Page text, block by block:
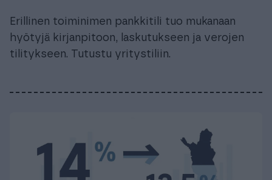
Erillinen toiminimen pankkitili tuo mukanaan
hyötyjä kirjanpitoon, laskutukseen ja verojen
tilitykseen. Tutustu yritystiliin.